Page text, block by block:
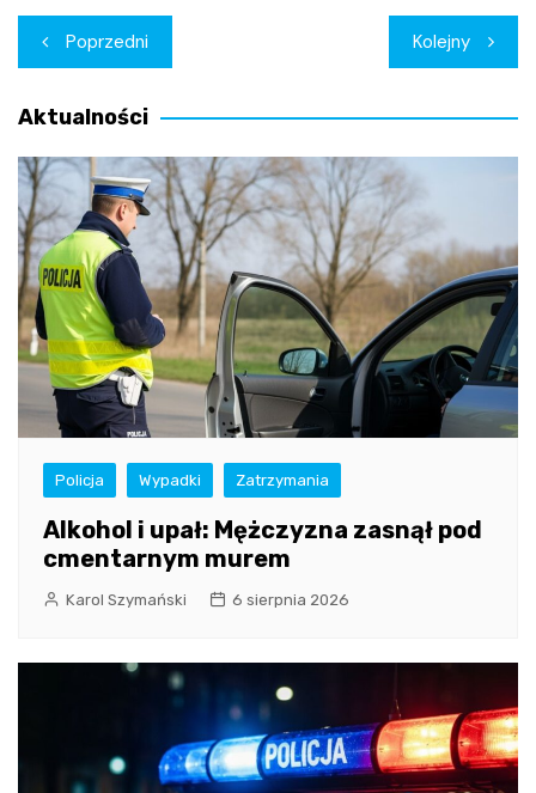
Nawigacja
wpisu
Poprzedni Kolejny
Aktualności
Policja Wypadki Zatrzymania
Alkohol i upał: Mężczyzna zasnął pod
cmentarnym murem
Karol Szymański 6 sierpnia 2026